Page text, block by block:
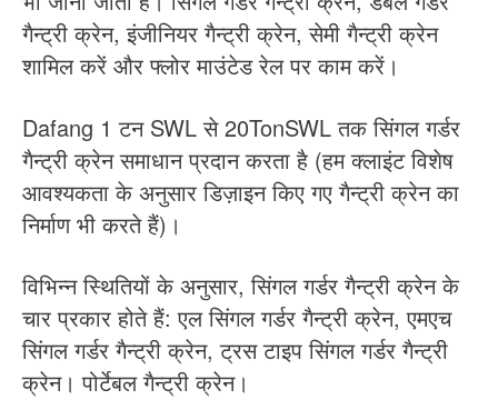
गैन्ट्री क्रेन, इंजीनियर गैन्ट्री क्रेन, सेमी गैन्ट्री क्रेन
शामिल करें और फ्लोर माउंटेड रेल पर काम करें।
Dafang 1 टन SWL से 20TonSWL तक सिंगल गर्डर
गैन्ट्री क्रेन समाधान प्रदान करता है (हम क्लाइंट विशेष
आवश्यकता के अनुसार डिज़ाइन किए गए गैन्ट्री क्रेन का
निर्माण भी करते हैं)।
विभिन्न स्थितियों के अनुसार, सिंगल गर्डर गैन्ट्री क्रेन के
चार प्रकार होते हैं: एल सिंगल गर्डर गैन्ट्री क्रेन, एमएच
सिंगल गर्डर गैन्ट्री क्रेन, ट्रस टाइप सिंगल गर्डर गैन्ट्री
क्रेन। पोर्टेबल गैन्ट्री क्रेन।